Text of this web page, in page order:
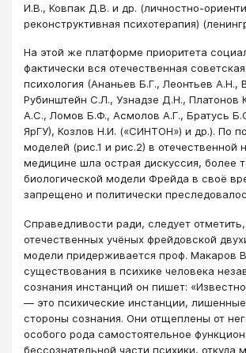
И.В., Ковпак Д.В. и др. (личностно-
реконструктивная психотерапия)
На этой же платформе приоритета
фактически вся отечественная
психология (Ананьев Б.Г., Леонтьев А.Н.,
Рубинштейн С.Л., Узнадзе Д.Н., Платонов
А.С., Ломов Б.Ф., Асмолов А.Г., Братусь
ЯрГУ), Козлов Н.И. («СИНТОН») и др.). По
моделей (рис.1 и рис.2) в отечественной
медицине шла острая дискуссия, более
биологической модели Фрейда в своё
запрещено и политически
Справедливости ради, следует
отечественных учёных фрейдовской
модели придерживается проф. Макаров
существования в психике человека
сознания инстанций он пишет:
― это психические инстанции, лишенные
стороны сознания. Они отщеплены от
особого рода самостоятельное
бессознательной части психики, откуда